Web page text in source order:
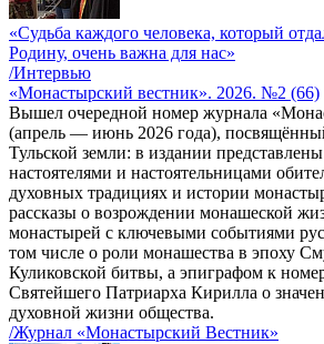
«Судьба каждого человека, который
Родину, очень важна для нас»
/Интервью
«Монастырский вестник». 2026. №2 (66)
Вышел очередной номер журнала
(апрель — июнь 2026 года),
Тульской земли: в издании
настоятелями и настоятельницами
духовных традициях и истории
рассказы о возрождении монашеской
монастырей с ключевыми событиями
том числе о роли монашества в эпоху
Куликовской битвы, а эпиграфом к
Святейшего Патриарха Кирилла о
духовной жизни общества.
/Журнал «Монастырский Вестник»